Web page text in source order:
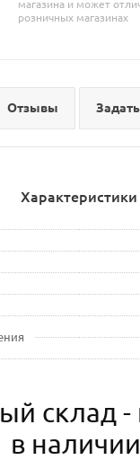
магазина и может
розничных магазинах
Отзывы
Характеристики
склад -
в